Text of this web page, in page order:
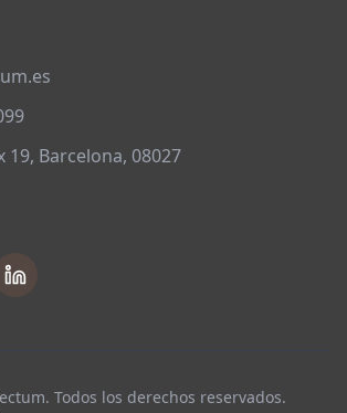
19, Barcelona, 08027
Todos los derechos reservados.